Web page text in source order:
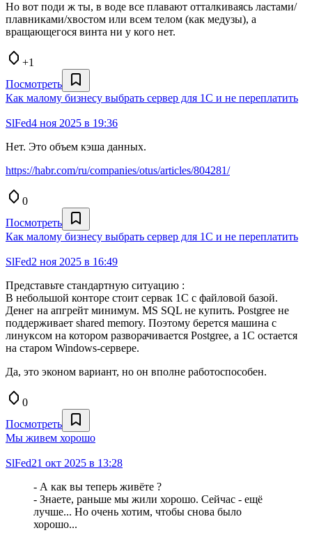
Но вот поди ж ты, в воде все плавают отталкиваясь ластами/
плавниками/хвостом или всем телом (как медузы), а
вращающегося винта ни у кого нет.
+1
Посмотреть
Как малому бизнесу выбрать сервер для 1С и не переплатить
SlFed4 ноя 2025 в 19:36
Нет. Это объем кэша данных.
https://habr.com/ru/companies/otus/articles/804281/
0
Посмотреть
Как малому бизнесу выбрать сервер для 1С и не переплатить
SlFed2 ноя 2025 в 16:49
Представьте стандартную ситуацию :
В небольшой конторе стоит сервак 1С с файловой базой.
Денег на апгрейт минимум. MS SQL не купить. Postgree не
поддерживает shared memory. Поэтому берется машина с
линуксом на котором разворачивается Postgree, а 1С остается
на старом Windows-сервере.
Да, это эконом вариант, но он вполне работоспособен.
0
Посмотреть
Мы живем хорошо
SlFed21 окт 2025 в 13:28
- А как вы теперь живёте ?
- Знаете, раньше мы жили хорошо. Сейчас - ещё
лучше... Но очень хотим, чтобы снова было
хорошо...